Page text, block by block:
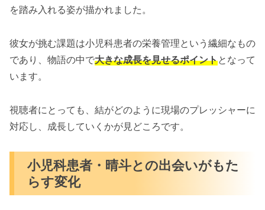
を踏み入れる姿が描かれました。
彼女が挑む課題は小児科患者の栄養管理という繊細なもの
であり、物語の中で大きな成長を見せるポイントとなって
います。
視聴者にとっても、結がどのように現場のプレッシャーに
対応し、成長していくかが見どころです。
小児科患者・晴斗との出会いがもた
らす変化